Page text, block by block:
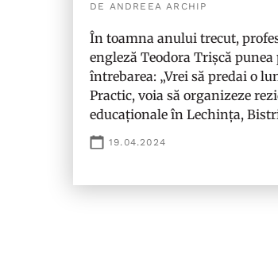
DE ANDREEA ARCHIP
În toamna anului trecut,
engleză Teodora Trișcă
întrebarea: „Vrei să predai o
Practic, voia să organizeze
educaționale în Lechința,
19.04.2024